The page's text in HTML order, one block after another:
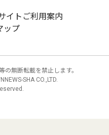
イトご利用案内
ップ
の無断転載を禁止します。
SHA CO.,LTD.